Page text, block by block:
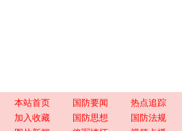
本站首页 国防要闻 热点追踪
加入收藏
国防思想 国防法规